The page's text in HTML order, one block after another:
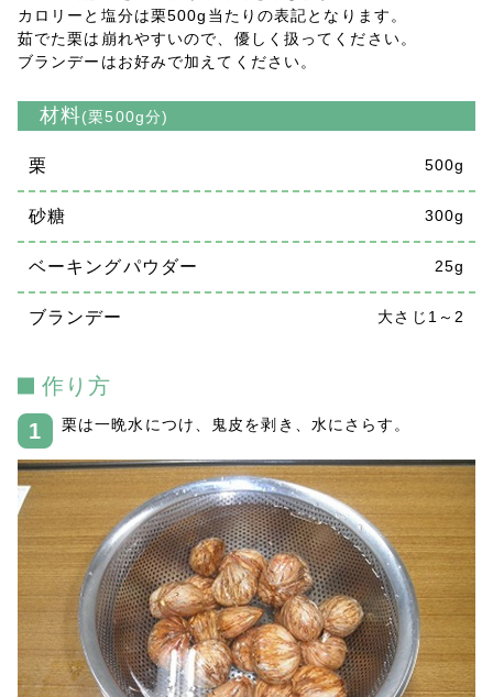
カロリーと塩分は栗500g当たりの表記となります。
茹でた栗は崩れやすいので、優しく扱ってください。
ブランデーはお好みで加えてください。
材料(栗500g分)
栗 500g
砂糖 300g
ベーキングパウダー 25g
ブランデー 大さじ1～2
作り方
栗は一晩水につけ、鬼皮を剥き、水にさらす。